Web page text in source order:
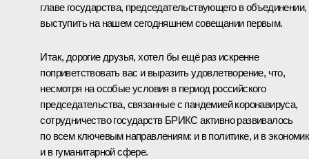
главе государства, председательствующего в объединении,
выступить на нашем сегодняшнем совещании первым.
Итак, дорогие друзья, хотел бы ещё раз искренне
поприветствовать вас и выразить удовлетворение, что,
несмотря на особые условия в период российского
председательства, связанные с пандемией коронавируса,
сотрудничество государств БРИКС активно развивалось
по всем ключевым направлениям: и в политике, и в
и в гуманитарной сфере.